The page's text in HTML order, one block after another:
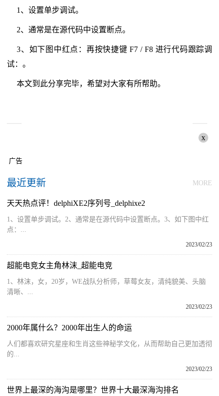
1、设置单步调试。
2、通常是在源代码中设置断点。
3、如下图中红点：再按快捷键 F7 / F8 进行代码跟踪调
试：。
本文到此分享完毕，希望对大家有所帮助。
x
广告
最近更新 MORE
天天热点评！delphiXE2序列号_delphixe2
1、设置单步调试。2、通常是在源代码中设置断点。3、如下图中红
点：...
2023/02/23
超能电竞女主角林沫_超能电竞
1、林沫，女，20岁，WE战队分析师，草莓女友，清纯貌美、头脑
清晰、...
2023/02/23
2000年属什么？2000年出生人的命运
人们都喜欢研究星座和生肖这些神秘学文化，从而帮助自己更加透彻
的...
2023/02/23
世界上最深的海沟是哪里？世界十大最深海沟排名